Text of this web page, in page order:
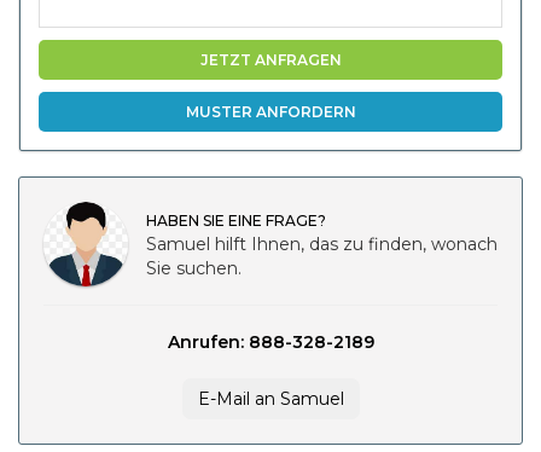
JETZT ANFRAGEN
MUSTER ANFORDERN
HABEN SIE EINE FRAGE?
Samuel hilft Ihnen, das zu finden, wonach
Sie suchen.
Anrufen: 888-328-2189
E-Mail an Samuel